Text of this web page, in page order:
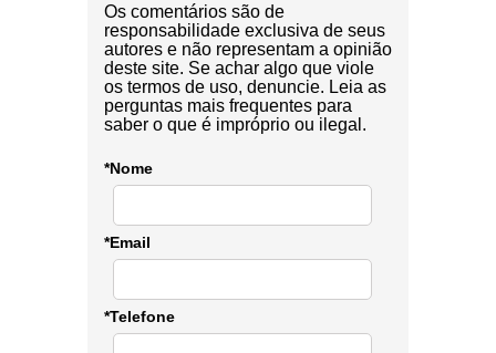
Os comentários são de
responsabilidade exclusiva de seus
autores e não representam a opinião
deste site. Se achar algo que viole
os termos de uso, denuncie. Leia as
perguntas mais frequentes para
saber o que é impróprio ou ilegal.
*Nome
*Email
*Telefone